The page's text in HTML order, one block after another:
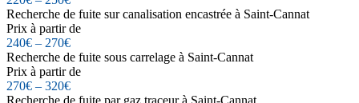
Recherche de fuite sur canalisation encastrée à Saint-Cannat
Prix à partir de
240€ – 270€
Recherche de fuite sous carrelage à Saint-Cannat
Prix à partir de
270€ – 320€
Recherche de fuite par gaz traceur à Saint-Cannat